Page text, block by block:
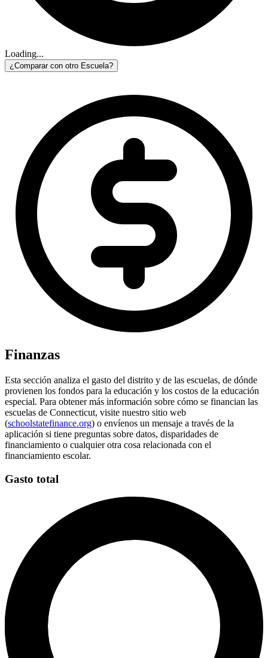
Loading...
¿Comparar con otro Escuela?
Finanzas
Esta sección analiza el gasto del distrito y de las escuelas, de dónde
provienen los fondos para la educación y los costos de la educación
especial. Para obtener más información sobre cómo se financian las
escuelas de Connecticut, visite nuestro sitio web
(schoolstatefinance.org) o envíenos un mensaje a través de la
aplicación si tiene preguntas sobre datos, disparidades de
financiamiento o cualquier otra cosa relacionada con el
financiamiento escolar.
Gasto total